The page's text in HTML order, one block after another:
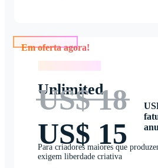
Unlimited
US$ 18
US$ 15
Para criadores maiores que
exigem liberdade criativa